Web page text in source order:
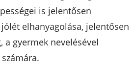
is jelentősen
elhanyagolása, jelentősen
a gyermek nevelésével